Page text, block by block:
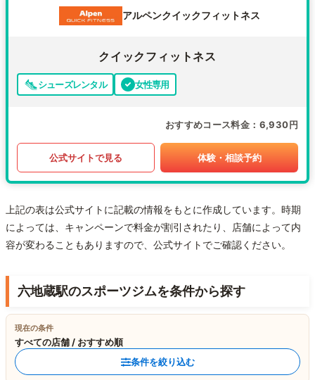
アルペンクイックフィットネス
クイックフィットネス
シューズレンタル 女性専用
おすすめコース料金 6,930円
公式サイトで見る 体験・相談予約
上記の表は公式サイトに記載の情報をもとに作成しています。時期
によっては、キャンペーンで料金が割引されたり、店舗によって内
容が変わることもありますので、公式サイトでご確認ください。
六地蔵駅のスポーツジムを条件から探す
現在の条件
すべての店舗 / おすすめ順
条件を絞り込む